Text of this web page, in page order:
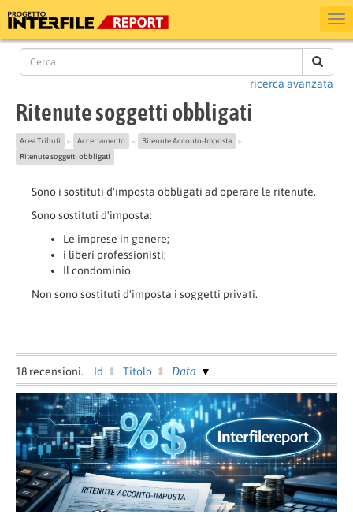
ricerca avanzata
Ritenute soggetti obbligati
Area Tributi ▶ Accertamento ▶ Ritenute Acconto-Imposta ▶
Ritenute soggetti obbligati
Sono i sostituti d'imposta obbligati ad operare le ritenute.
Sono sostituti d'imposta:
Le imprese in genere;
i liberi professionisti;
Il condominio.
Non sono sostituti d'imposta i soggetti privati.
18 recensioni. Id Titolo Data